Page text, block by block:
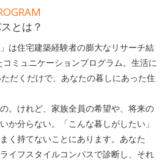
とは？
は住宅建築経験者の膨大なリサーチ結
ミュニケーションプログラム。生活に
だくだけで、あなたの暮しにあった住
。けれど、家族全員の希望や、将来の
か分らない。「こんな暮しがしたい」
く持てないことにあります。あなた
イフスタイルコンパスで診断し、それ